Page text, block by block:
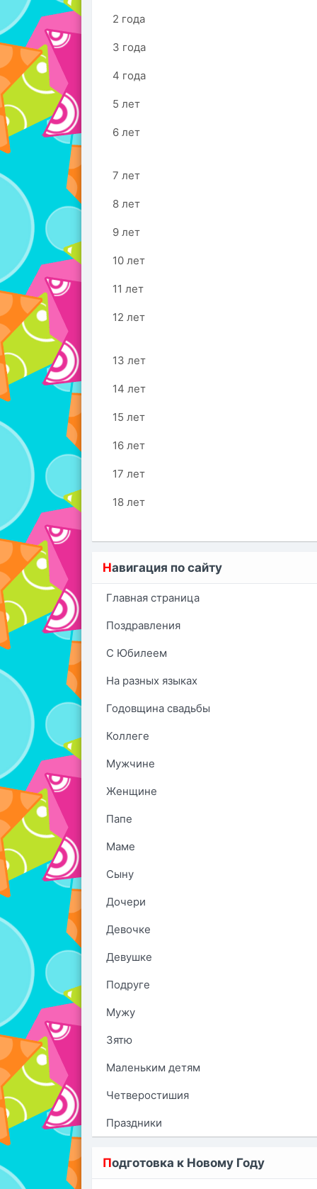
2 года
3 года
4 года
5 лет
6 лет
7 лет
8 лет
9 лет
10 лет
11 лет
12 лет
13 лет
14 лет
15 лет
16 лет
17 лет
18 лет
Навигация по сайту
Главная страница
Поздравления
С Юбилеем
На разных языках
Годовщина свадьбы
Коллеге
Мужчине
Женщине
Папе
Маме
Сыну
Дочери
Девочке
Девушке
Подруге
Мужу
Зятю
Маленьким детям
Четверостишия
Праздники
Подготовка к Новому Году